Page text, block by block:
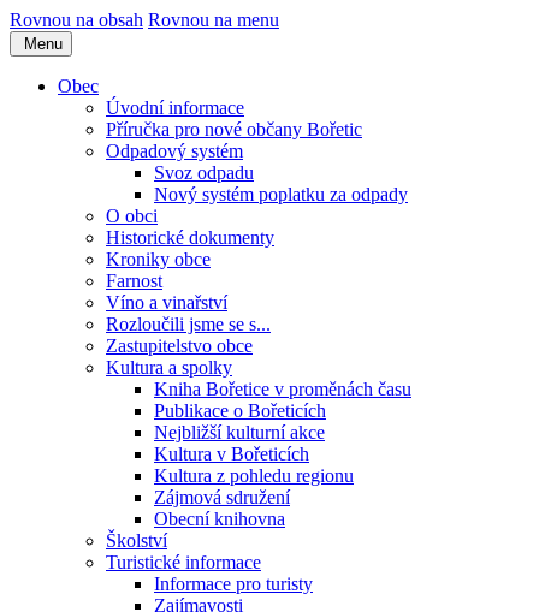
Rovnou na obsah Rovnou na menu
Menu
Obec
Úvodní informace
Příručka pro nové občany Bořetic
Odpadový systém
Svoz odpadu
Nový systém poplatku za odpady
O obci
Historické dokumenty
Kroniky obce
Farnost
Víno a vinařství
Rozloučili jsme se s...
Zastupitelstvo obce
Kultura a spolky
Kniha Bořetice v proměnách času
Publikace o Bořeticích
Nejbližší kulturní akce
Kultura v Bořeticích
Kultura z pohledu regionu
Zájmová sdružení
Obecní knihovna
Školství
Turistické informace
Informace pro turisty
Zajímavosti